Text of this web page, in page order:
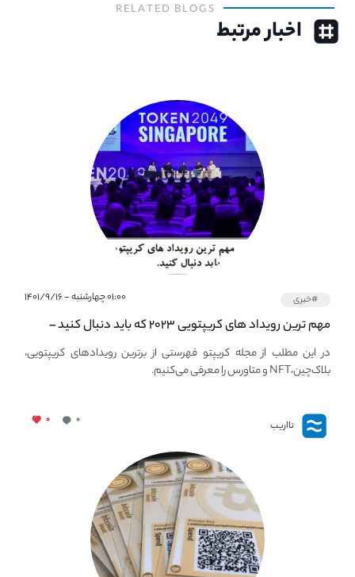
RELATED BLOGS
اخبار مرتبط
#خبری ۰۱:۰۰ چهارشنبه - ۱۴۰۱/۹/۱۶
مهم ترین رویداد های کریپتویی ۲۰۲۳ که باید دنبال کنید –
معرفی بهترین رویداد های جهانی
در این مطلب از مجله کریپتو فهرستی از برترین رویدادهای کریپتویی،
بلاک‌چین،NFT و متاورس را معرفی می‌کنیم.
نااریب ۰ ۰